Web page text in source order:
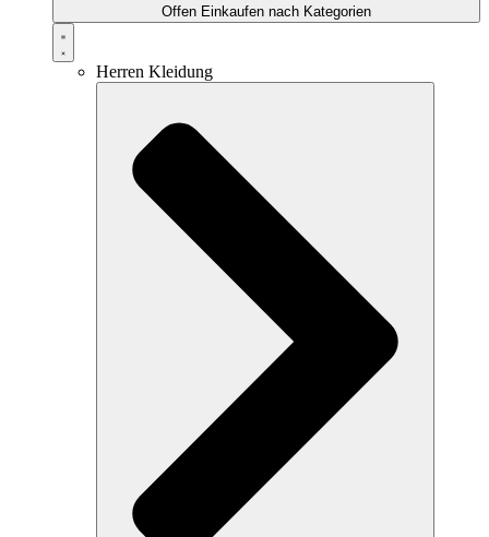
Offen Einkaufen nach Kategorien
Herren Kleidung